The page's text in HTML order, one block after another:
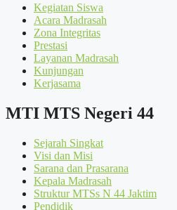
Kegiatan Siswa
Acara Madrasah
Zona Integritas
Prestasi
Layanan Madrasah
Kunjungan
Kerjasama
MTI MTS Negeri 44
Sejarah Singkat
Visi dan Misi
Sarana dan Prasarana
Kepala Madrasah
Struktur MTSs N 44 Jaktim
Pendidik